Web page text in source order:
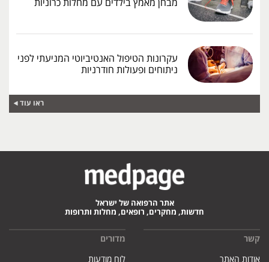
מבחן מאמץ בילדים עם מחלות כרוניות
עקרונות הטיפול האנטיביוטי המניעתי לפני
ניתוחים ופעולות חודרניות
ראו עוד
אתר הרפואה של ישראל
חדשות, מחקרים, רופאים, מחלות ותרופות
קשר
אודות האתר
מדורים
לוח מודעות